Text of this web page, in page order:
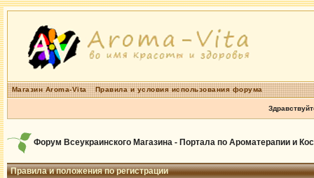
Магазин Aroma-Vita Правила и условия использования форума
Форум Всеукраинского Магазина - Портала по Ароматерапии и
Правила и положения по регистрации